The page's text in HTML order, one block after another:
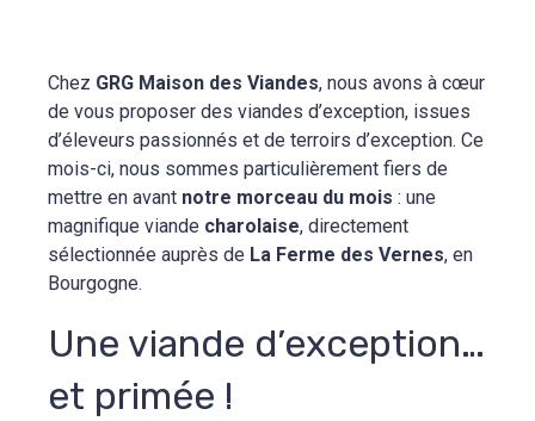
Chez GRG Maison des Viandes, nous avons à cœur
de vous proposer des viandes d’exception, issues
d’éleveurs passionnés et de terroirs d’exception. Ce
mois-ci, nous sommes particulièrement fiers de
mettre en avant notre morceau du mois : une
magnifique viande charolaise, directement
sélectionnée auprès de La Ferme des Vernes, en
Bourgogne.
Une viande d’exception…
et primée !